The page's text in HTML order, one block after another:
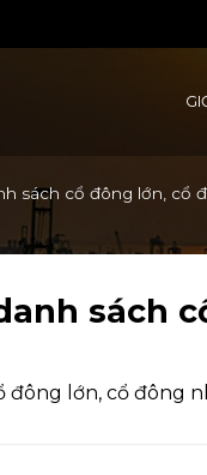
sách cổ đông lớn, cổ
sách
đông lớn, cổ đông